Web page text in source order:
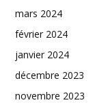
mars 2024
février 2024
janvier 2024
décembre 2023
novembre 2023